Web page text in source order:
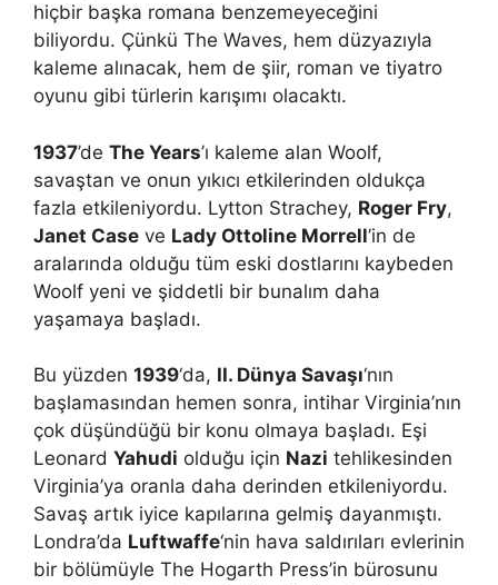
hiçbir başka romana benzemeyeceğini
biliyordu. Çünkü The Waves, hem düzyazıyla
kaleme alınacak, hem de şiir, roman ve tiyatro
oyunu gibi türlerin karışımı olacaktı.
1937’de The Years’ı kaleme alan Woolf,
savaştan ve onun yıkıcı etkilerinden oldukça
fazla etkileniyordu. Lytton Strachey, Roger Fry,
Janet Case ve Lady Ottoline Morrell’in de
aralarında olduğu tüm eski dostlarını kaybeden
Woolf yeni ve şiddetli bir bunalım daha
yaşamaya başladı.
Bu yüzden 1939‘da, II. Dünya Savaşı‘nın
başlamasından hemen sonra, intihar Virginia’nın
çok düşündüğü bir konu olmaya başladı. Eşi
Leonard Yahudi olduğu için Nazi tehlikesinden
Virginia’ya oranla daha derinden etkileniyordu.
Savaş artık iyice kapılarına gelmiş dayanmıştı.
Londra’da Luftwaffe‘nin hava saldırıları evlerinin
bir bölümüyle The Hogarth Press’in bürosunu